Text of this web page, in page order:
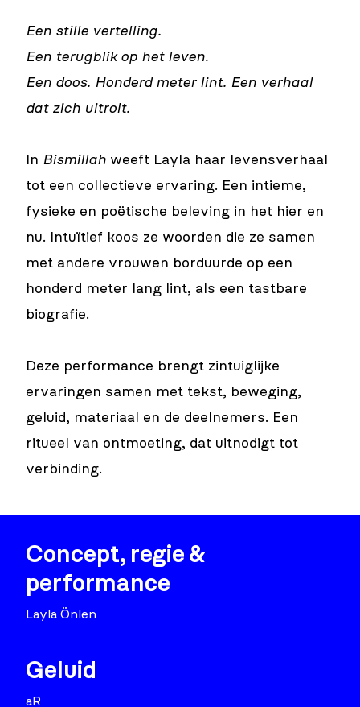
Een stille vertelling.
Een terugblik op het leven.
Een doos. Honderd meter lint. Een verhaal
dat zich uitrolt.
In Bismillah weeft Layla haar levensverhaal
tot een collectieve ervaring. Een intieme,
fysieke en poëtische beleving in het hier en
nu. Intuïtief koos ze woorden die ze samen
met andere vrouwen borduurde op een
honderd meter lang lint, als een tastbare
biografie.
Deze performance brengt zintuiglijke
ervaringen samen met tekst, beweging,
geluid, materiaal en de deelnemers. Een
ritueel van ontmoeting, dat uitnodigt tot
verbinding.
Concept, regie &
performance
Layla Önlen
Geluid
aR